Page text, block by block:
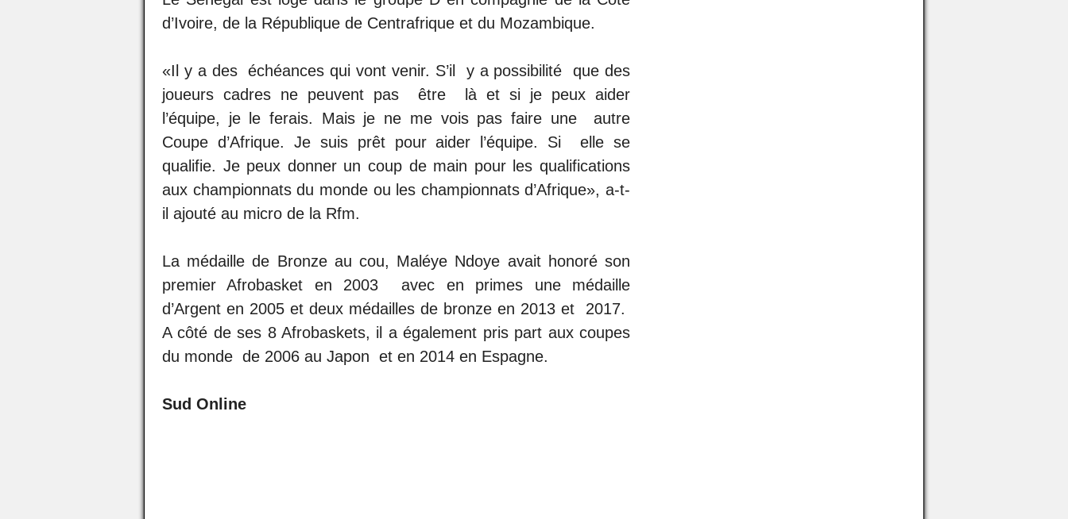
d’Ivoire, de la République de Centrafrique et du Mozambique.
«Il y a des échéances qui vont venir. S’il y a possibilité que des
joueurs cadres ne peuvent pas être là et si je peux aider
l’équipe, je le ferais. Mais je ne me vois pas faire une autre
Coupe d’Afrique. Je suis prêt pour aider l’équipe. Si elle se
qualifie. Je peux donner un coup de main pour les qualifications
aux championnats du monde ou les championnats d’Afrique», a-t-
il ajouté au micro de la Rfm.
La médaille de Bronze au cou, Maléye Ndoye avait honoré son
premier Afrobasket en 2003 avec en primes une médaille
d’Argent en 2005 et deux médailles de bronze en 2013 et 2017.
A côté de ses 8 Afrobaskets, il a également pris part aux coupes
du monde de 2006 au Japon et en 2014 en Espagne.
Sud Online